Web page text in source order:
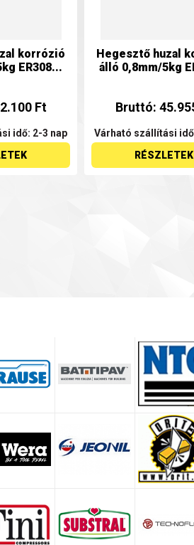
korrózió
ER308...
Ft
idő: 2-3 nap
Hegesztő huzal
álló 0,8mm/5kg
Bruttó:
Várható szállítási
RÉSZLETEK